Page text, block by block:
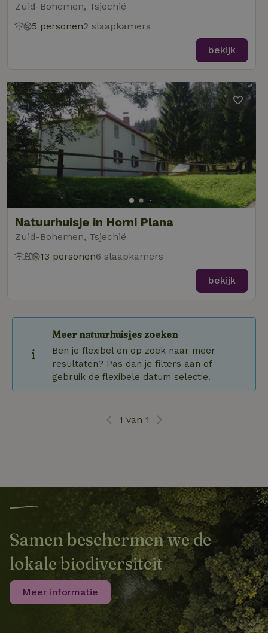
Zuid-Bohemen, Tsjechië
5 personen2 slaapkamers
bekijk
Natuurhuisje in Horni Plana
Zuid-Bohemen, Tsjechië
13 personen6 slaapkamers
bekijk
Meer natuurhuisjes zoeken
Ben je flexibel en op zoek naar meer
resultaten? Pas dan je filters aan of
gebruik de flexibele datum selectie.
1 van 1
Samen beschermen we de
lokale biodiversiteit
Meer informatie